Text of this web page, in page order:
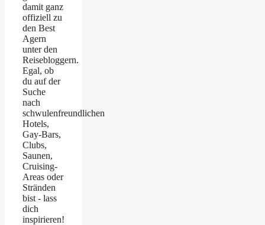
damit ganz
offiziell zu
den Best
Agern
unter den
Reisebloggern.
Egal, ob
du auf der
Suche
nach
schwulenfreundlichen
Hotels,
Gay-Bars,
Clubs,
Saunen,
Cruising-
Areas oder
Stränden
bist - lass
dich
inspirieren!